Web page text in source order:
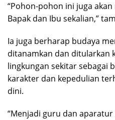
“Pohon-pohon ini juga
Bapak dan Ibu sekalian,”
Ia juga berharap budaya
ditanamkan dan ditularkan
lingkungan sekitar sebagai
karakter dan kepedulian
dini.
“Menjadi guru dan